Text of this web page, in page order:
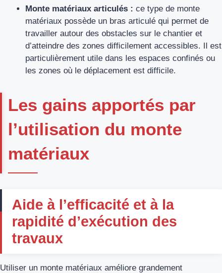
Monte matériaux articulés : ce type de monte
matériaux possède un bras articulé qui permet de
travailler autour des obstacles sur le chantier et
d’atteindre des zones difficilement accessibles. Il est
particulièrement utile dans les espaces confinés ou
les zones où le déplacement est difficile.
Les gains apportés par
l’utilisation du monte
matériaux
Aide à l’efficacité et à la
rapidité d’exécution des
travaux
Utiliser un monte matériaux améliore grandement